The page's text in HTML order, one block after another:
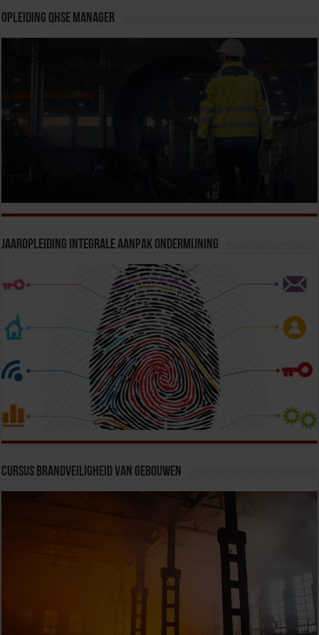
Opleiding QHSE Manager
Jaaropleiding Integrale Aanpak Ondermijning
Cursus Brandveiligheid van Gebouwen